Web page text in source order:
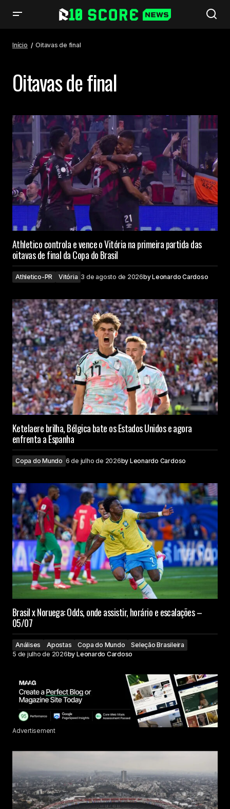
Início Oitavas de final
Oitavas de final
Athletico controla e vence o Vitória na primeira partida das
oitavas de final da Copa do Brasil
Athletico-PR Vitória 3 de agosto de 2026byLeonardo Cardoso
Ketelaere brilha, Bélgica bate os Estados Unidos e agora
enfrenta a Espanha
Copa do Mundo 6 de julho de 2026by Leonardo Cardoso
Brasil x Noruega: Odds, onde assistir, horário e escalações –
05/07
Análises Apostas Copa do Mundo
Seleção Brasileira
5 de julho de 2026by Leonardo Cardoso
Advertisement